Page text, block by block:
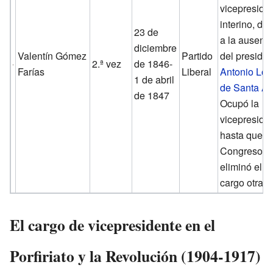
Valentín Gómez
Farías
2.ª vez
23 de
diciembre
de 1846-
1 de abril
de 1847
Partido
Liberal
interino,
a la
del
Antonio
de Santa
Ocupó la
hasta que el
Congreso
eliminó el
cargo otra
El cargo de vicepresidente en el
Porfiriato y la Revolución (1904-1917)